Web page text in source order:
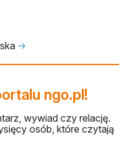
🡢
ngo.pl!
wywiad czy relację.
osób, które czytają